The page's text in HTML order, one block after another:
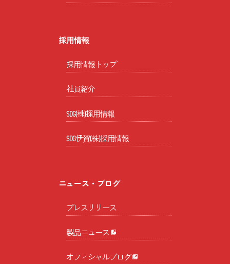
採用情報
採用情報トップ
社員紹介
SDG(株)採用情報
SDG伊賀(株)採用情報
ニュース・ブログ
プレスリリース
製品ニュース
オフィシャルブログ